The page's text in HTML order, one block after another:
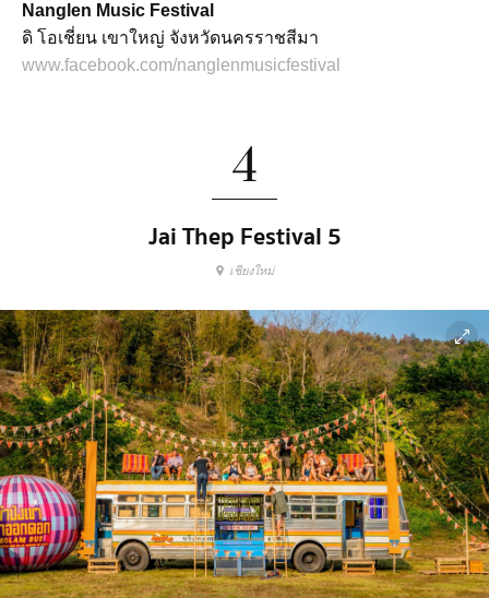
Nanglen Music Festival
ดิ โอเชี่ยน เขาใหญ่ จังหวัดนครราชสีมา
www.facebook.com/nanglenmusicfestival
4
Jai Thep Festival 5
เชียงใหม่